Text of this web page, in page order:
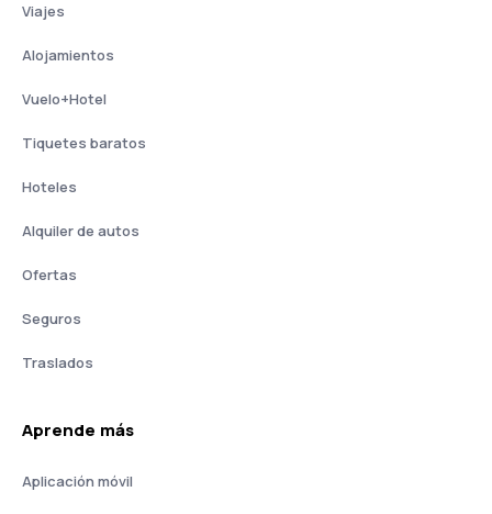
Viajes
Alojamientos
Vuelo+Hotel
Tiquetes baratos
Hoteles
Alquiler de autos
Ofertas
Seguros
Traslados
Aprende más
Aplicación móvil